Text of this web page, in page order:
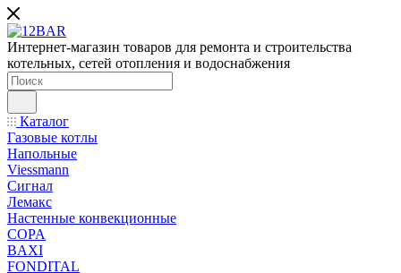
Интернет-магазин товаров для ремонта и строительства
котельных, сетей отопления и водоснабжения
Каталог
Газовые котлы
Напольные
Viessmann
Сигнал
Лемакс
Настенные конвекционные
COPA
BAXI
FONDITAL